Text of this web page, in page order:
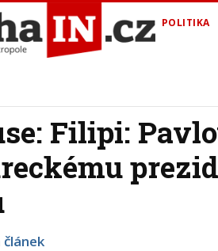
POLITIKA
Filipi: